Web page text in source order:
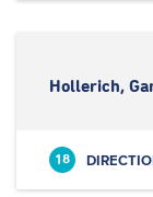
Hollerich,
18